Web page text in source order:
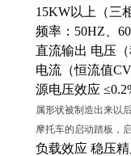
15KW以上（三
频率： 50HZ、
直流输出 电压
电流（恒流值
源电压效应
属形状被制造出来以
摩托车的启动踏板，
负载效应 稳压